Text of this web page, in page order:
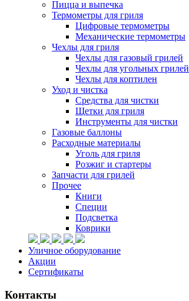
Пицца и выпечка
Термометры для гриля
Цифровые термометры
Механические термометры
Чехлы для гриля
Чехлы для газовый грилей
Чехлы для угольных грилей
Чехлы для коптилен
Уход и чистка
Средства для чистки
Щетки для гриля
Инструменты для чистки
Газовые баллоны
Расходные материалы
Уголь для гриля
Розжиг и стартеры
Запчасти для грилей
Прочее
Книги
Специи
Подсветка
Коврики
Уличное оборудование
Акции
Сертификаты
Контакты